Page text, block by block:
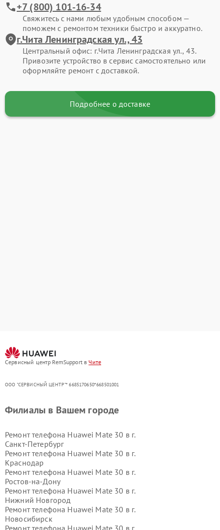
+7 (800) 101-16-34
Свяжитесь с нами любым удобным способом —
поможем с ремонтом техники быстро и аккуратно.
г.Чита Ленинградская ул., 43
Центральный офис: г.Чита Ленинградская ул., 43.
Привозите устройство в сервис самостоятельно или
оформляйте ремонт с доставкой.
Подробнее о доставке
Сервисный центр RemSupport вЧите
ООО "СЕРВИСНЫЙ ЦЕНТР"* 6685170650*668501001
Филиалы в Вашем городе
Ремонт телефона Huawei Mate 30 в г.
Санкт-Петербург
Ремонт телефона Huawei Mate 30 в г.
Краснодар
Ремонт телефона Huawei Mate 30 в г.
Ростов-на-Дону
Ремонт телефона Huawei Mate 30 в г.
Нижний Новгород
Ремонт телефона Huawei Mate 30 в г.
Новосибирск
Ремонт телефона Huawei Mate 30 в г.